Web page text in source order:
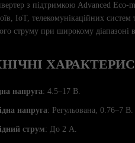
з підтримкою Advanced
IoT, телекомунікаційних
струму при широкому діапазоні
напруга: 4.5–17 В.
напруга: Регульована, 0.76–7 В.
струм: До 2 А.